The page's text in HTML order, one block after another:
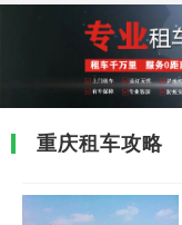
重庆租车攻略